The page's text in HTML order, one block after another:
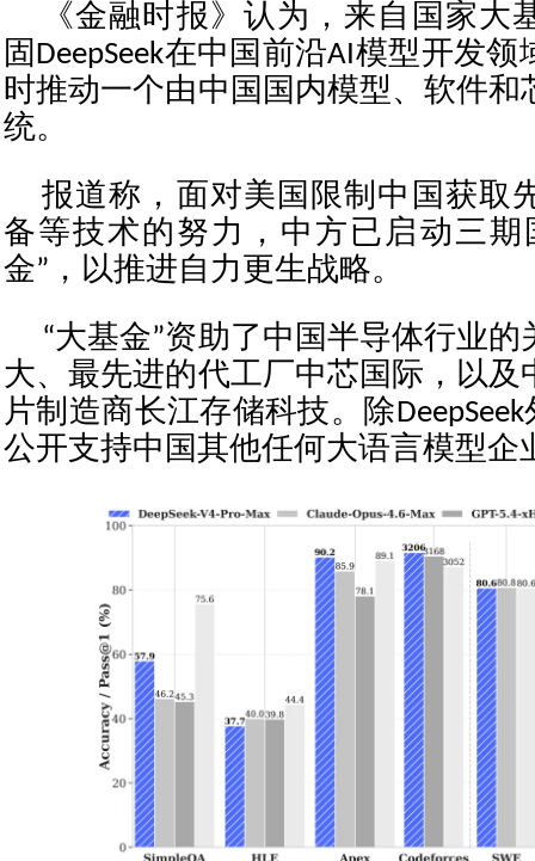
《金融时报》认为，来自国家大
固DeepSeek在中国前沿AI模型开发
时推动一个由中国国内模型、软件和
统。
报道称，面对美国限制中国获取
备等技术的努力，中方已启动三期
金”，以推进自力更生战略。
“大基金”资助了中国半导体行业
大、最先进的代工厂中芯国际，以及
片制造商长江存储科技。除
公开支持中国其他任何大语言模型企